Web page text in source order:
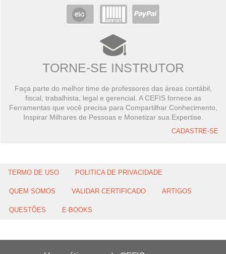
TORNE-SE INSTRUTOR
Faça parte do melhor time de professores das áreas contábil,
fiscal, trabalhista, legal e gerencial. A CEFIS fornece as
Ferramentas que você precisa para Compartilhar Conhecimento,
Inspirar Milhares de Pessoas e Monetizar sua Expertise.
CADASTRE-SE
TERMO DE USO POLITICA DE PRIVACIDADE
QUEM SOMOS VALIDAR CERTIFICADO ARTIGOS
QUESTÕES E-BOOKS